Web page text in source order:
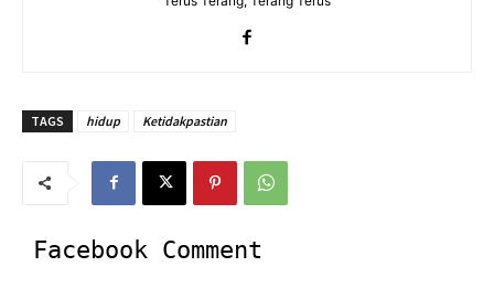
TAGS hidup Ketidakpastian
Facebook Comment